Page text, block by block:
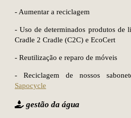
- Aumentar a reciclagem
- Uso de determinados produtos de
Cradle 2 Cradle (C2C) e EcoCert
- Reutilização e reparo de móveis
- Reciclagem de nossos
Sapocycle
gestão da água